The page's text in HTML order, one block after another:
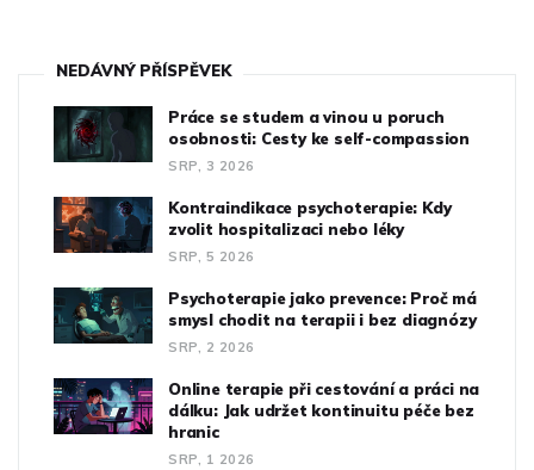
NEDÁVNÝ PŘÍSPĚVEK
Práce se studem a vinou u poruch
osobnosti: Cesty ke self-compassion
SRP, 3 2026
Kontraindikace psychoterapie: Kdy
zvolit hospitalizaci nebo léky
SRP, 5 2026
Psychoterapie jako prevence: Proč má
smysl chodit na terapii i bez diagnózy
SRP, 2 2026
Online terapie při cestování a práci na
dálku: Jak udržet kontinuitu péče bez
hranic
SRP, 1 2026